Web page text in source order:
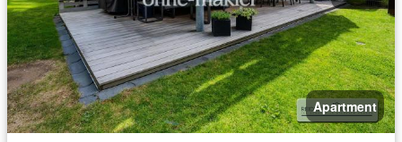
Apartment